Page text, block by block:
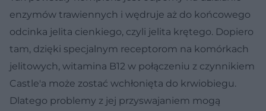
enzymów trawiennych i wędruje aż do końcowego
odcinka jelita cienkiego, czyli jelita krętego. Dopiero
tam, dzięki specjalnym receptorom na komórkach
jelitowych, witamina B12 w połączeniu z czynnikiem
Castle'a może zostać wchłonięta do krwiobiegu.
Dlatego problemy z jej przyswajaniem mogą